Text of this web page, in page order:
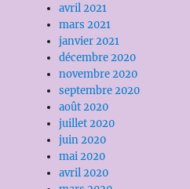
avril 2021
mars 2021
janvier 2021
décembre 2020
novembre 2020
septembre 2020
août 2020
juillet 2020
juin 2020
mai 2020
avril 2020